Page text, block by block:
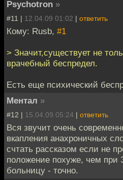
Psychotron »
#11 | 12.04.09 01:02 | ответить
Кому: Rusb, #1
> Значит,существует не
врачебный беспредел.
Есть еще психический
Ментал »
#12 | 15.04.09 05:24 | ответить
Вся звучит очень
вкапления анахроничных
счтать рассказом если не
положение похуже, чем при
больницу - точно.